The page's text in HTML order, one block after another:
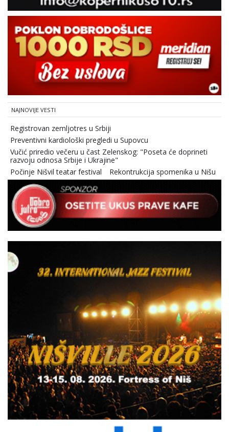
NAJNOVIJE VESTI
Registrovan zemljotres u Srbiji
Preventivni kardiološki pregledi u Supovcu
Vučić priredio večeru u čast Zelenskog: "Poseta će doprineti
razvoju odnosa Srbije i Ukrajine"
Počinje Nišvil teatar festival
Rekontrukcija spomenika u Nišu